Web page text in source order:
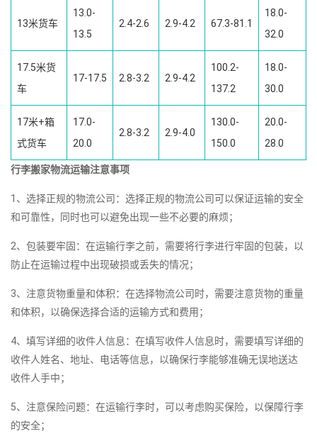
13米货车
13.0-
13.5
2.4-2.6 2.9-4.2 67.3-81.1
18.0-
32.0
17.5米货
车
17-17.5 2.8-3.2 2.9-4.2
100.2-
137.2
18.0-
30.0
17米+箱
式货车
17.0-
20.0
2.8-3.2 2.9-4.0
130.0-
150.0
20.0-
28.0
行李搬家物流运输注意事项
1、选择正规的物流公司：选择正规的物流公司可以保证运输的安全
和可靠性，同时也可以避免出现一些不必要的麻烦；
2、包装要牢固：在运输行李之前，需要将行李进行牢固的包装，以
防止在运输过程中出现破损或丢失的情况；
3、注意货物重量和体积：在选择物流公司时，需要注意货物的重量
和体积，以确保选择合适的运输方式和费用；
4、填写详细的收件人信息：在填写收件人信息时，需要填写详细的
收件人姓名、地址、电话等信息，以确保行李能够准确无误地送达
收件人手中；
5、注意保险问题：在运输行李时，可以考虑购买保险，以保障行李
的安全；